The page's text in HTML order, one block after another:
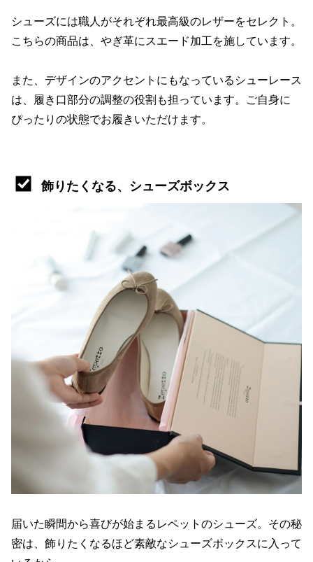
シューズには職人がそれぞれ最高級のレザーをセレクト。
こちらの商品は、やぎ革にスエード加工を施しています。
また、デザインのアクセントにもなっているシューレース
は、履き口部分の調整の役割も担っています。ご自身に
ぴったりの状態でお履きいただけます。
飾りたくなる、シューズボックス
届いた瞬間から喜びが始まるレペットのシューズ。その秘
密は、飾りたくなるほど素敵なシューズボックスに入って